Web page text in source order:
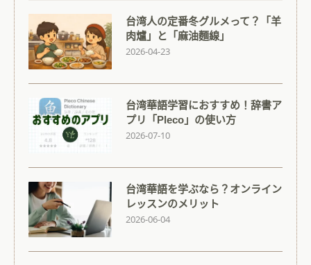
台湾人の定番冬グルメって？「羊
肉爐」と「麻油麵線」
2026-04-23
台湾華語学習におすすめ！辞書ア
プリ「Pleco」の使い方
2026-07-10
台湾華語を学ぶなら？オンライン
レッスンのメリット
2026-06-04